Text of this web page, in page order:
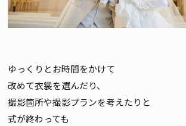
ゆっくりとお時間をかけて
改めて衣裳を選んだり、
撮影箇所や撮影プランを考えたりと
式が終わっても